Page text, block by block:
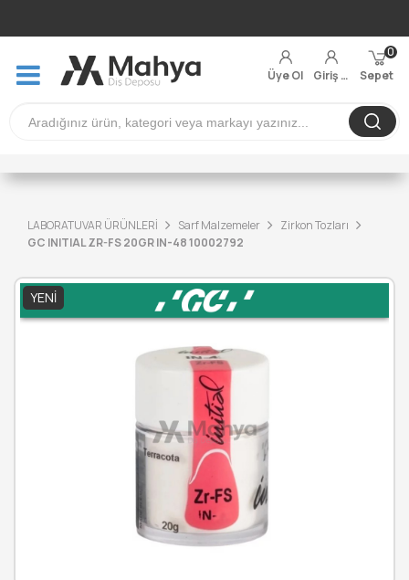
Üye Ol Giriş Yap Sepet
0
LABORATUVAR ÜRÜNLERİ Sarf Malzemeler
Zirkon Tozları
GC INITIAL ZR-FS 20GR IN-48 10002792
YENI